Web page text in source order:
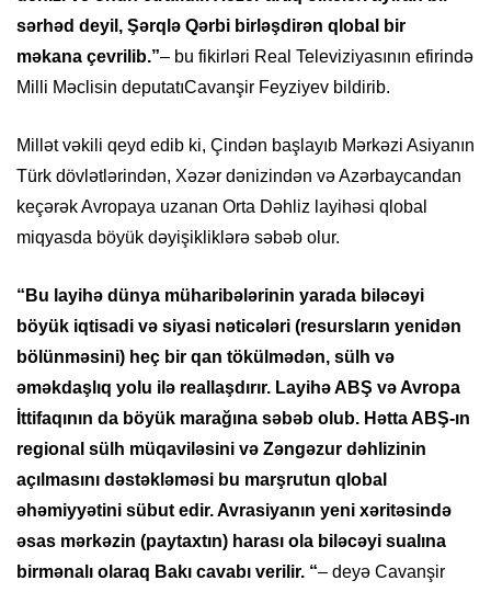
sərhəd deyil, Şərqlə Qərbi birləşdirən qlobal bir
məkana çevrilib.”– bu fikirləri Real Televiziyasının efirində
Milli Məclisin deputatıCavanşir Feyziyev bildirib.
Millət vəkili qeyd edib ki, Çindən başlayıb Mərkəzi Asiyanın
Türk dövlətlərindən, Xəzər dənizindən və Azərbaycandan
keçərək Avropaya uzanan Orta Dəhliz layihəsi qlobal
miqyasda böyük dəyişikliklərə səbəb olur.
“Bu layihə dünya müharibələrinin yarada biləcəyi
böyük iqtisadi və siyasi nəticələri (resursların yenidən
bölünməsini) heç bir qan tökülmədən, sülh və
əməkdaşlıq yolu ilə reallaşdırır. Layihə ABŞ və Avropa
İttifaqının da böyük marağına səbəb olub. Hətta ABŞ-ın
regional sülh müqaviləsini və Zəngəzur dəhlizinin
açılmasını dəstəkləməsi bu marşrutun qlobal
əhəmiyyətini sübut edir. Avrasiyanın yeni xəritəsində
əsas mərkəzin (paytaxtın) harası ola biləcəyi sualına
birmənalı olaraq Bakı cavabı verilir. “– deyə Cavanşir